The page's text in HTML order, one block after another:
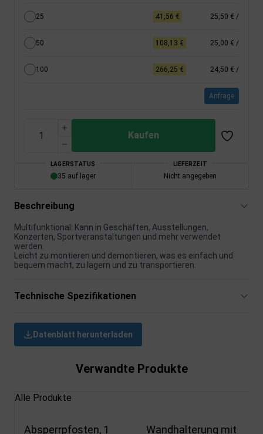
25 41,56 € 25,50 € /
50 108,13 € 25,00 € /
100 266,25 € 24,50 € /
Anfrage
Kaufen
LAGERSTATUS
35 auf lager
LIEFERZEIT
Nicht angegeben
Beschreibung
Multifunktional: Kann in Geschäften, Ausstellungen,
Konzerten, Sportveranstaltungen und mehr verwendet
werden.
Leicht zu montieren und demontieren, was es einfach und
bequem macht, zu lagern und zu transportieren.
Technische Spezifikationen
Datenblatt herunterladen
Verwandte Produkte
Alle Produkte
Absperrpfosten, 1
Wandhalterung mit